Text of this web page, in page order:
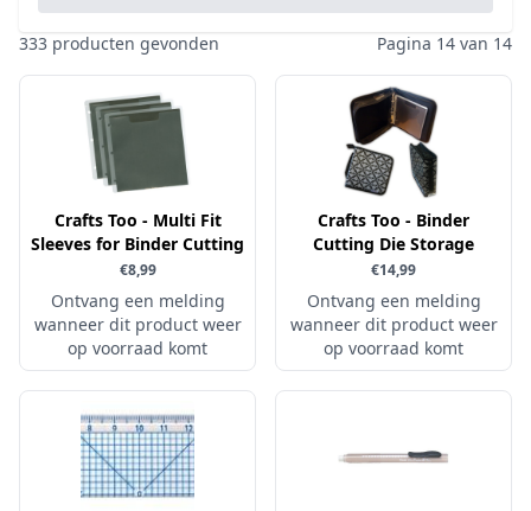
Parels
Ponsen
Prills
Rub-On
Snijmallen
Sparkles
Speciaalpapier
Stempelmateriaal
Stencil
Stitch & Do
Te Gekke Krijtjes
Trowback
Dini Disign
Disney
Dotty Design
Dress My Craft
Dutch Doobadoo
E.Colin
Elizabeth craft designs
Fairybells
Florence
Gemini
Graphic 45
Inktpad
Kleurboek
Kraaltjes
Linnenkarton - basis
Mixed media
Oplegkaartjes
Pakketten
Paperpacks
penselen
rijstpapier
333 producten gevonden Pagina 14 van 14
Crafts Too - Multi Fit
Sleeves for Binder Cutting
€8,99
Ontvang een melding
wanneer dit product weer
op voorraad komt
Crafts Too - Binder
Cutting Die Storage
€14,99
Ontvang een melding
wanneer dit product weer
op voorraad komt